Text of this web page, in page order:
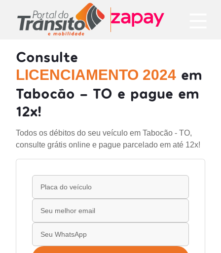
Consulte
LICENCIAMENTO 2024 em
Tabocão - TO e pague em
12x!
Todos os débitos do seu veículo em Tabocão - TO,
consulte grátis online e pague parcelado em até 12x!